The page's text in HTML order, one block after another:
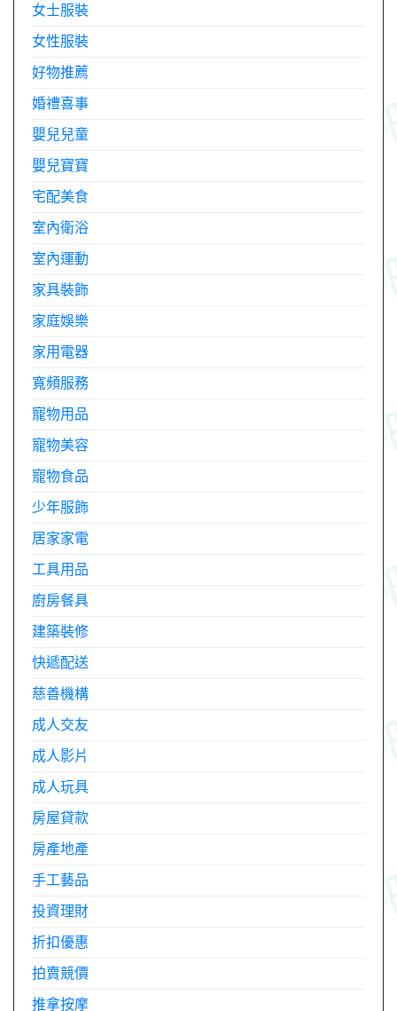
女士服裝
女性服裝
好物推薦
婚禮喜事
嬰兒兒童
嬰兒寶寶
宅配美食
室內衛浴
室內運動
家具裝飾
家庭娛樂
家用電器
寬頻服務
寵物用品
寵物美容
寵物食品
少年服飾
居家家電
工具用品
廚房餐具
建築裝修
快遞配送
慈善機構
成人交友
成人影片
成人玩具
房屋貸款
房產地產
手工藝品
投資理財
折扣優惠
拍賣競價
推拿按摩